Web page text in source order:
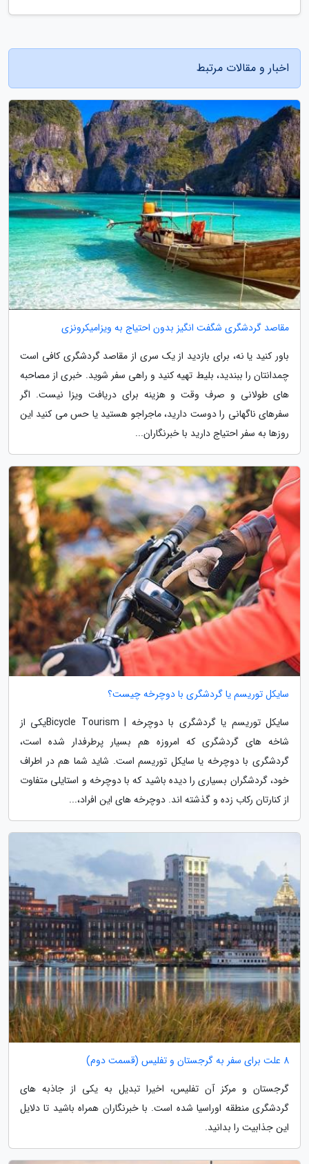
اخبار و مقالات مرتبط
مقاصد گردشگری شگفت انگیز بدون احتیاج به ویزامیکرونزی
باور کنید یا نه، برای بازدید از یک سری از مقاصد گردشگری کافی است
چمدانتان را ببندید، بلیط تهیه کنید و راهی سفر شوید. خبری از مصاحبه
های طولانی و صرف وقت و هزینه برای دریافت ویزا نیست. اگر
سفرهای ناگهانی را دوست دارید، ماجراجو هستید یا حس می کنید این
روزها به سفر احتیاج دارید با خبرنگاران...
سایکل توریسم یا گردشگری با دوچرخه چیست؟
سایکل توریسم یا گردشگری با دوچرخه | Bicycle Tourismیکی از
شاخه های گردشگری که امروزه هم بسیار پرطرفدار شده است،
گردشگری با دوچرخه یا سایکل توریسم است. شاید شما هم در اطراف
خود، گردشگران بسیاری را دیده باشید که با دوچرخه و استایلی متفاوت
از کنارتان رکاب زده و گذشته اند. دوچرخه های این افراد،...
8 علت برای سفر به گرجستان و تفلیس (قسمت دوم)
گرجستان و مرکز آن تفلیس، اخیرا تبدیل به یکی از جاذبه های
گردشگری منطقه اوراسیا شده است. با خبرنگاران همراه باشید تا دلایل
این جذابیت را بدانید.